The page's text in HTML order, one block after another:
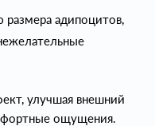
адипоцитов,
улучшая внешний
ощущения.